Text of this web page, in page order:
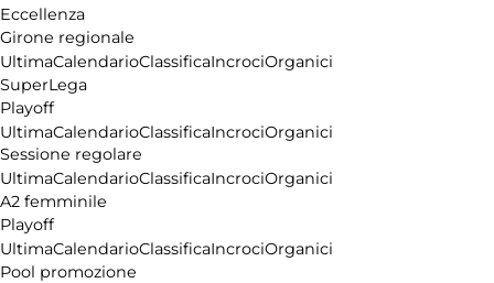
Eccellenza
Girone regionale
UltimaCalendarioClassificaIncrociOrganici
SuperLega
Playoff
UltimaCalendarioClassificaIncrociOrganici
Sessione regolare
UltimaCalendarioClassificaIncrociOrganici
A2 femminile
Playoff
UltimaCalendarioClassificaIncrociOrganici
Pool promozione